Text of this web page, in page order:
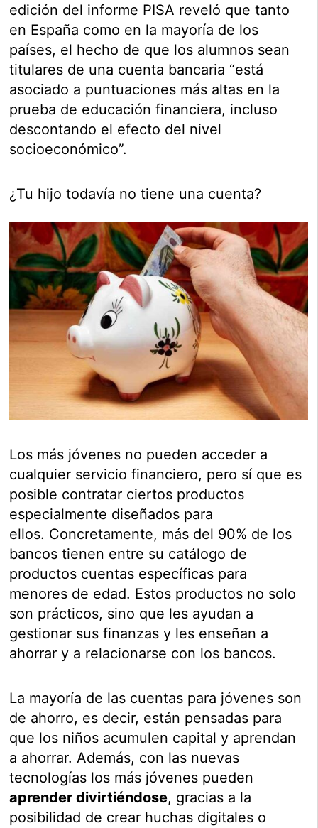
edición del informe PISA reveló que tanto
en España como en la mayoría de los
países, el hecho de que los alumnos sean
titulares de una cuenta bancaria “está
asociado a puntuaciones más altas en la
prueba de educación financiera, incluso
descontando el efecto del nivel
socioeconómico”.
¿Tu hijo todavía no tiene una cuenta?
Los más jóvenes no pueden acceder a
cualquier servicio financiero, pero sí que es
posible contratar ciertos productos
especialmente diseñados para
ellos. Concretamente, más del 90% de los
bancos tienen entre su catálogo de
productos cuentas específicas para
menores de edad. Estos productos no solo
son prácticos, sino que les ayudan a
gestionar sus finanzas y les enseñan a
ahorrar y a relacionarse con los bancos.
La mayoría de las cuentas para jóvenes son
de ahorro, es decir, están pensadas para
que los niños acumulen capital y aprendan
a ahorrar. Además, con las nuevas
tecnologías los más jóvenes pueden
aprender divirtiéndose, gracias a la
posibilidad de crear huchas digitales o